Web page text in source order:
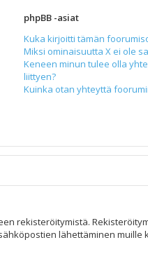
phpBB -asiat
Kuka kirjoitti tämän
Miksi ominaisuutta X ei ole
Keneen minun tulee olla
liittyen?
Kuinka otan yhteyttä
rekisteröitymistä.
lähettäminen